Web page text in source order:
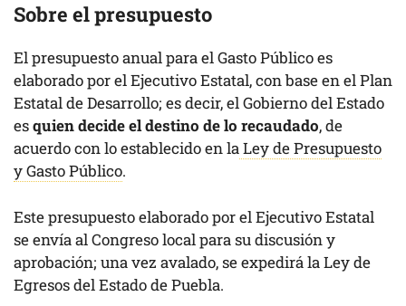
Sobre el presupuesto
El presupuesto anual para el Gasto Público es
elaborado por el Ejecutivo Estatal, con base en el Plan
Estatal de Desarrollo; es decir, el Gobierno del Estado
esquien decide el destino de lo recaudado, de
acuerdo con lo establecido en laLey de Presupuesto
y Gasto Público.
Este presupuesto elaborado por el Ejecutivo Estatal
se envía al Congreso local para su discusión y
aprobación; una vez avalado, se expedirá la Ley de
Egresos del Estado de Puebla.